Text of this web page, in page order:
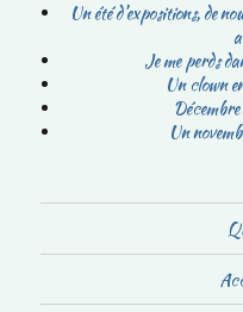
Un été d’expositions, de
Je me perds
Un clown
Un